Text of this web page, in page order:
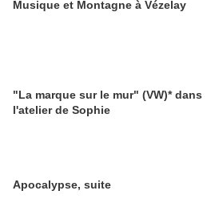
Musique et Montagne à Vézelay
"La marque sur le mur" (VW)* dans
l'atelier de Sophie
Apocalypse, suite